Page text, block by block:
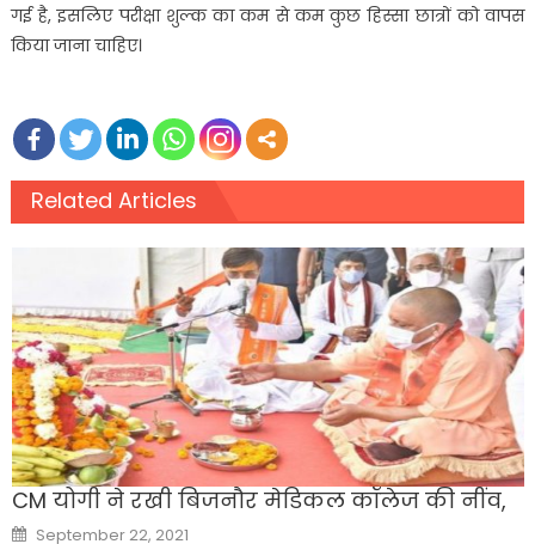
गई है, इसलिए परीक्षा शुल्क का कम से कम कुछ हिस्सा छात्रों को वापस
किया जाना चाहिए।
Related Articles
CM योगी ने रखी बिजनौर मेडिकल कॉलेज की नींव,
Posted
September 22, 2021